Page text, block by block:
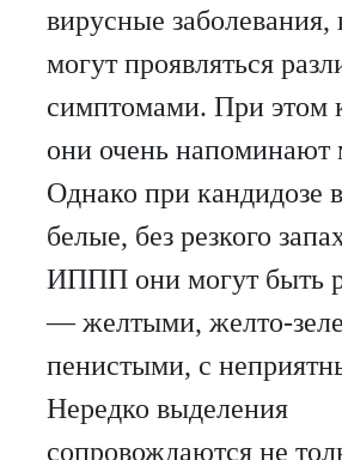
вирусные заболевания,
могут проявляться
симптомами. При этом
они очень напоминают
Однако при кандидозе
белые, без резкого
ИППП они могут быть
— желтыми, желто-
пенистыми, с
Нередко выделения
сопровождаются не